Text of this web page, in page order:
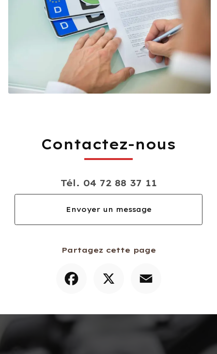
Contactez-nous
Tél. 04 72 88 37 11
Envoyer un message
Partagez cette page